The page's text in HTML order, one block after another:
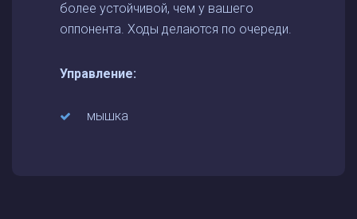
более устойчивой, чем у вашего
оппонента. Ходы делаются по очереди.
Управление:
мышка